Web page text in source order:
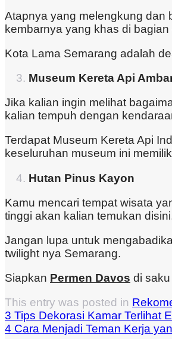
Atapnya yang melengkung dan
kembarnya yang khas di
Kota Lama Semarang adalah
Museum Kereta Api
Jika kalian ingin melihat
kalian tempuh dengan
Terdapat Museum Kereta Api
keseluruhan museum ini
Hutan Pinus Kayon
Kamu mencari tempat wisata
tinggi akan kalian temukan
Jangan lupa untuk
twilight nya Semarang.
Siapkan Permen Davos di
This entry was posted in
3 Tips Dekorasi Kamar Terlihat
4 Cara Menjadi Teman Kerja